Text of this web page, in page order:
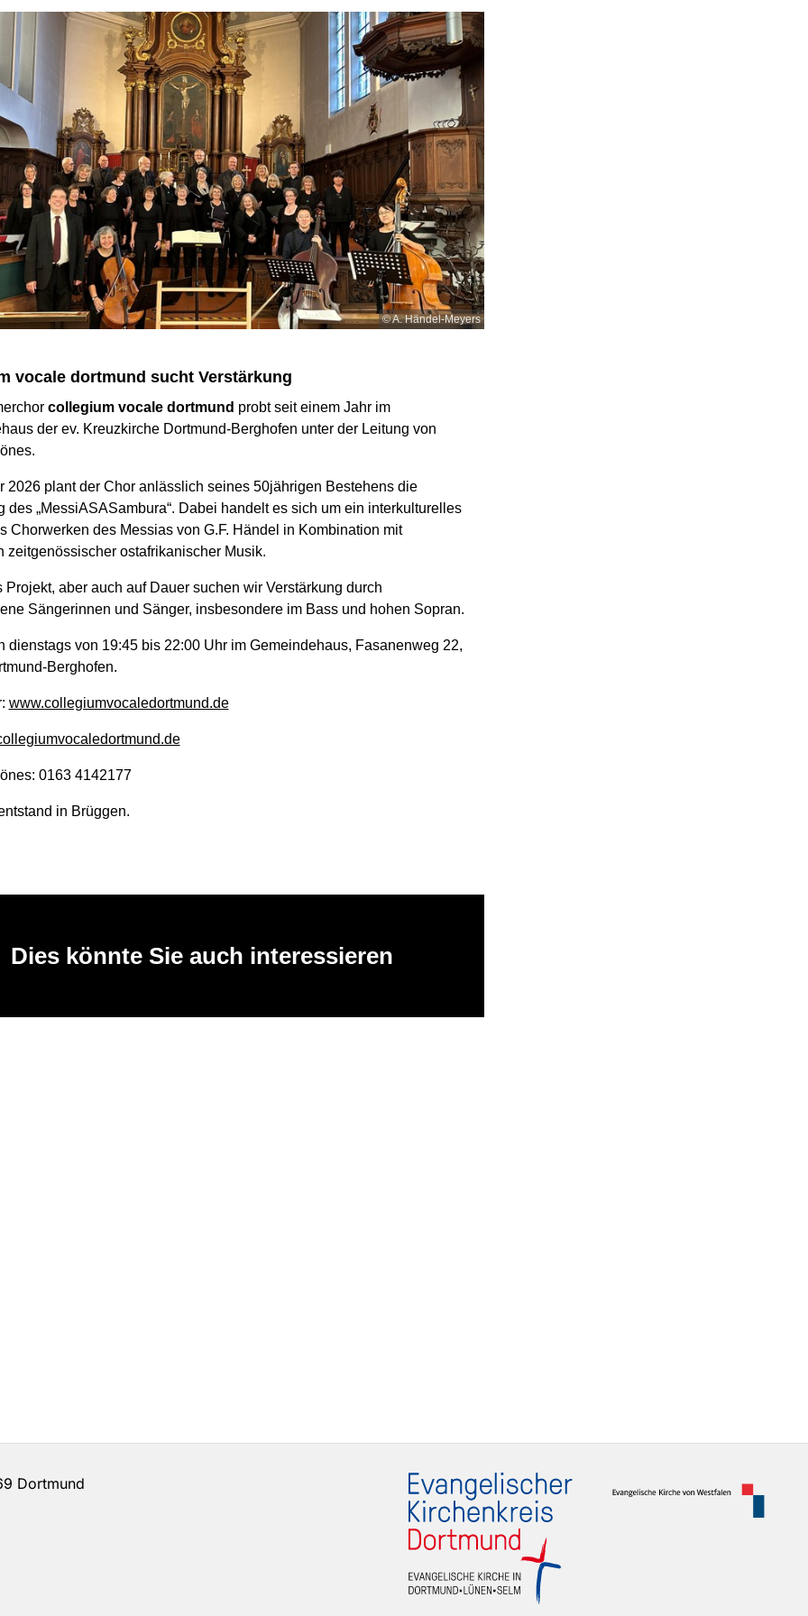
© A. Händel-Meyers
vocale dortmund sucht Verstärkung
collegium vocale dortmund probt seit einem Jahr im
der ev. Kreuzkirche Dortmund-Berghofen unter der Leitung von
2026 plant der Chor anlässlich seines 50jährigen Bestehens die
des „MessiASASambura“. Dabei handelt es sich um ein interkulturelles
Chorwerken des Messias von G.F. Händel in Kombination mit
zeitgenössischer ostafrikanischer Musik.
Projekt, aber auch auf Dauer suchen wir Verstärkung durch
Sängerinnen und Sänger, insbesondere im Bass und hohen Sopran.
dienstags von 19:45 bis 22:00 Uhr im Gemeindehaus, Fasanenweg 22,
Berghofen.
www.collegiumvocaledortmund.de
0163 4142177
in Brüggen.
Dies könnte Sie auch interessieren
Dortmund